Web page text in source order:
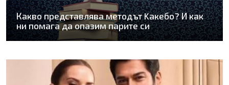
Какво представлява методът Kaкебо? И как
ни помага да опазим парите си